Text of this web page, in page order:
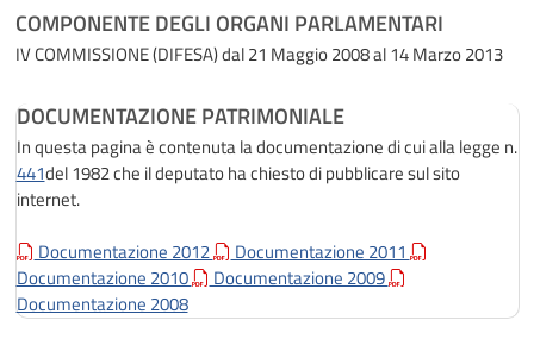
COMPONENTE DEGLI ORGANI PARLAMENTARI
IV COMMISSIONE (DIFESA)dal 21 Maggio 2008 al 14 Marzo 2013
DOCUMENTAZIONE PATRIMONIALE
In questa pagina è contenuta la documentazione di cui alla legge n.
441del 1982 che il deputato ha chiesto di pubblicare sul sito
internet.
Documentazione 2012
Documentazione 2011
Documentazione 2010
Documentazione 2009
Documentazione 2008